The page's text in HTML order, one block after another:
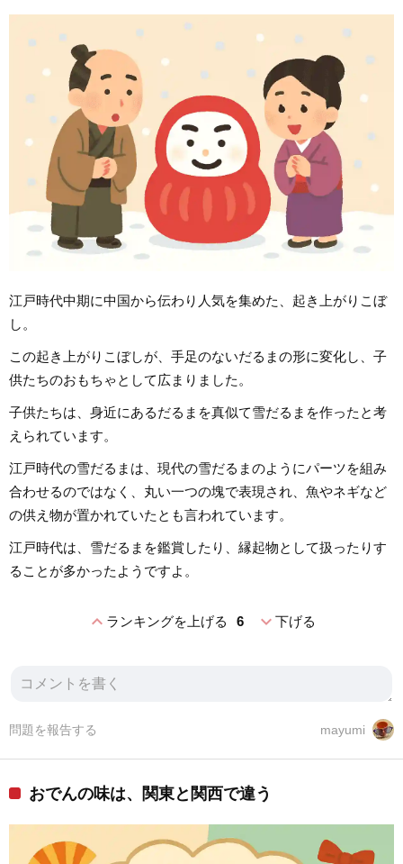
江戸時代中期に中国から伝わり人気を集めた、起き上がりこぼ
し。
この起き上がりこぼしが、手足のないだるまの形に変化し、子
供たちのおもちゃとして広まりました。
子供たちは、身近にあるだるまを真似て雪だるまを作ったと考
えられています。
江戸時代の雪だるまは、現代の雪だるまのようにパーツを組み
合わせるのではなく、丸い一つの塊で表現され、魚やネギなど
の供え物が置かれていたとも言われています。
江戸時代は、雪だるまを鑑賞したり、縁起物として扱ったりす
ることが多かったようですよ。
expand_lessランキングを上げる 6 expand_more下げる
mayumi
問題を報告する
おでんの味は、関東と関西で違う